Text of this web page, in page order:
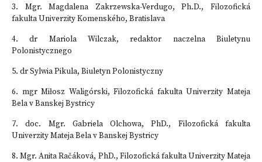
3. Mgr. Magdalena Zakrzewska-Verdugo, Ph.D., Filozofická
fakulta Univerzity Komenského, Bratislava
4. dr Mariola Wilczak, redaktor naczelna Biuletynu
Polonistycznego
5. dr Sylwia Pikula, Biuletyn Polonistyczny
6. mgr Miłosz Waligórski, Filozofická fakulta Univerzity Mateja
Bela v Banskej Bystricy
7. doc. Mgr. Gabriela Olchowa, PhD., Filozofická fakulta
Univerzity Mateja Bela v Banskej Bystricy
8. Mgr. Anita Račáková, PhD., Filozofická fakulta Univerzity Mateja